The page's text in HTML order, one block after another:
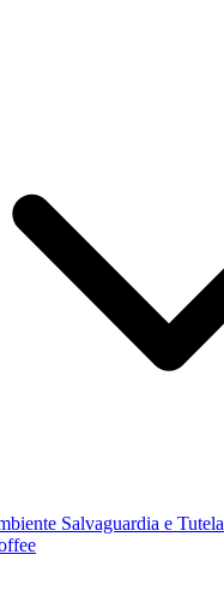
Salvaguardia e Tutela